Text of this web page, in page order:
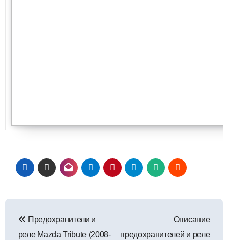
по
Предохранители и
реле Mazda Tribute (2008-
Описание
предохранителей и реле